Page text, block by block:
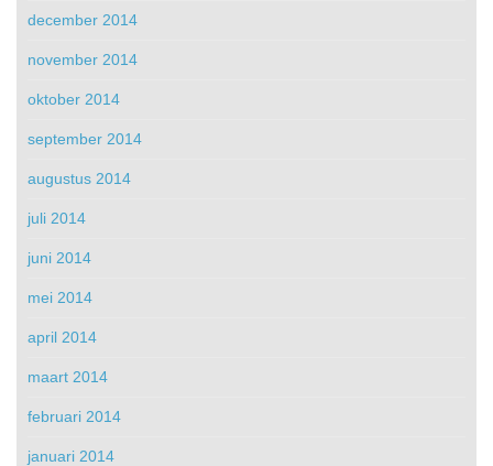
december 2014
november 2014
oktober 2014
september 2014
augustus 2014
juli 2014
juni 2014
mei 2014
april 2014
maart 2014
februari 2014
januari 2014